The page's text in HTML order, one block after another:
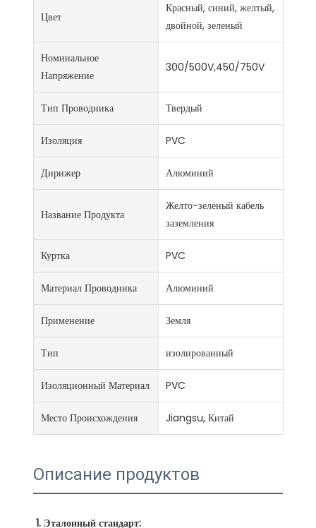
Цвет
Красный, синий, желтый,
двойной, зеленый
Номинальное
Напряжение
300/500V,450/750V
Тип Проводника Твердый
Изоляция PVC
Дирижер Алюминий
Название Продукта
Желто-зеленый кабель
заземления
Куртка PVC
Материал Проводника Алюминий
Применение Земля
Тип изолированный
Изоляционный Материал PVC
Место Происхождения Jiangsu, Китай
Описание продуктов